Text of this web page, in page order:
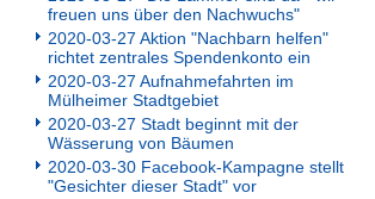
freuen uns über den Nachwuchs"
2020-03-27 Aktion "Nachbarn helfen"
richtet zentrales Spendenkonto ein
2020-03-27 Aufnahmefahrten im
Mülheimer Stadtgebiet
2020-03-27 Stadt beginnt mit der
Wässerung von Bäumen
2020-03-30 Facebook-Kampagne stellt
"Gesichter dieser Stadt" vor